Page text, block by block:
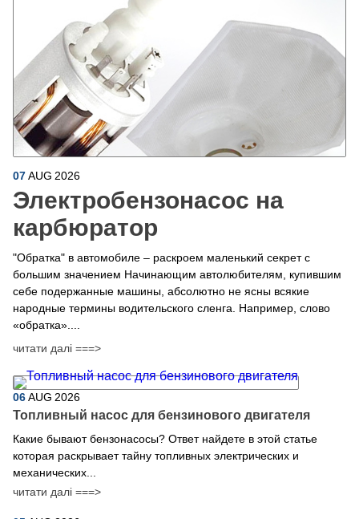
07AUG 2026
Электробензонасос на
карбюратор
"Обратка" в автомобиле – раскроем маленький секрет с
большим значением Начинающим автолюбителям, купившим
себе подержанные машины, абсолютно не ясны всякие
народные термины водительского сленга. Например, слово
«обратка»....
читати далі ===>
06AUG 2026
Топливный насос для бензинового двигателя
Какие бывают бензонасосы? Ответ найдете в этой статье
которая раскрывает тайну топливных электрических и
механических...
читати далі ===>